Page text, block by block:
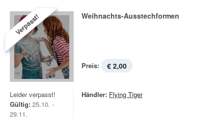
Verpasst! Weihnachts-Ausstechformen
Preis: € 2,00
Leider verpasst!
Gültig: 25.10. -
29.11.
Händler: Flying Tiger